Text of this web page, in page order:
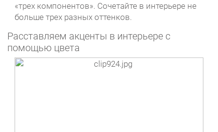
«трех компонентов». Сочетайте в интерьере не
больше трех разных оттенков.
Расставляем акценты в интерьере с
помощью цвета